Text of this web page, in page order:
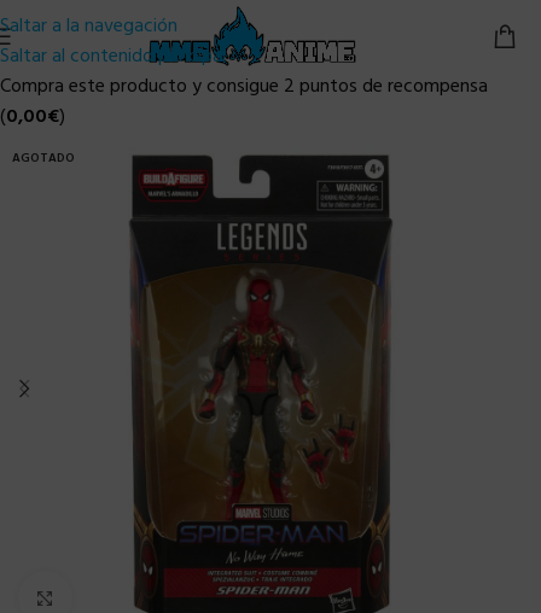
Saltar a la navegación
Saltar al contenido principal
Compra este producto y consigue 2 puntos de recompensa
(0,00€)
AGOTADO
Clic para ampliar